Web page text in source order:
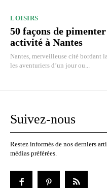
LOISIRS
50 façons de
activité à Nantes
Nantes, merveilleuse cité bordant
les aventuriers d’un jour ou...
Suivez-nous
Restez informés de nos derniers
médias préférées.